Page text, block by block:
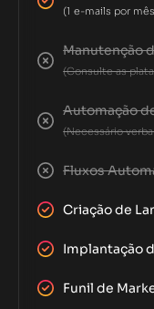
(1 e-mails por
Manutenção
(Consulte as
Automação
(Necessário
Fluxos
Criação de
Implantação
Funil de